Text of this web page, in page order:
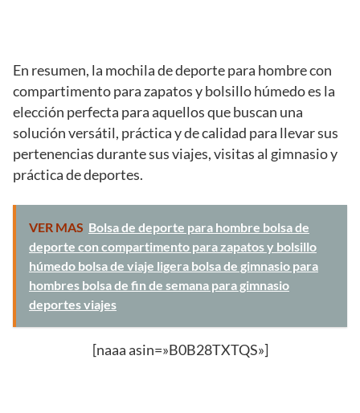
En resumen, la mochila de deporte para hombre con
compartimento para zapatos y bolsillo húmedo es la
elección perfecta para aquellos que buscan una
solución versátil, práctica y de calidad para llevar sus
pertenencias durante sus viajes, visitas al gimnasio y
práctica de deportes.
VER MAS Bolsa de deporte para hombre bolsa de
deporte con compartimento para zapatos y bolsillo
húmedo bolsa de viaje ligera bolsa de gimnasio para
hombres bolsa de fin de semana para gimnasio
deportes viajes
[naaa asin=»B0B28TXTQS»]